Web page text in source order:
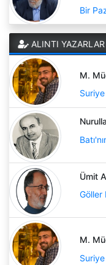
Bir
ALINTI YAZARLAR
M.
Ümit
Göller
M.